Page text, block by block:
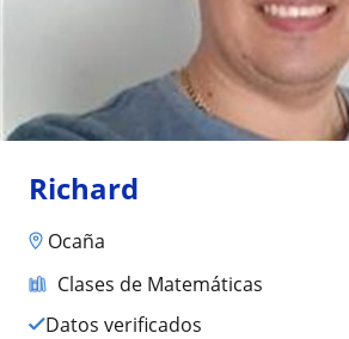
Richard
Ocaña
Clases de Matemáticas
Datos verificados